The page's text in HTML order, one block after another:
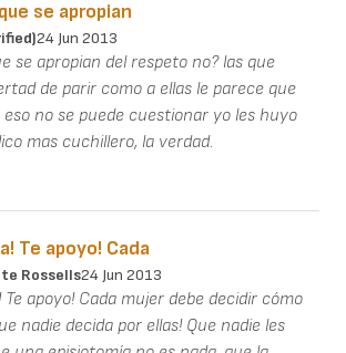
se apropian
24 Jun 2013
se apropian del respeto no? las que
de parir como a ellas le parece que
no se puede cuestionar yo les huyo
mas cuchillero, la verdad.
Te apoyo! Cada
Rossells24 Jun 2013
Te apoyo! Cada mujer debe decidir cómo
nadie decida por ellas! Que nadie les